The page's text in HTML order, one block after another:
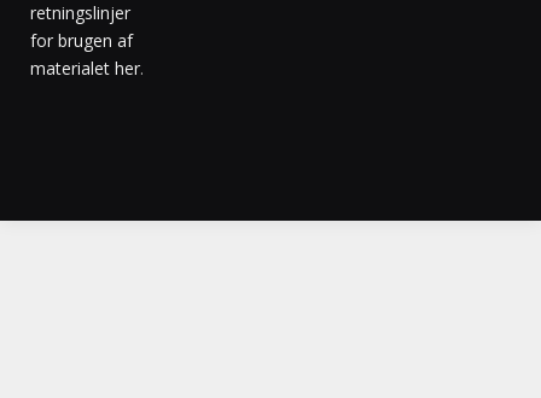
retningslinjer
for brugen af
materialet her.